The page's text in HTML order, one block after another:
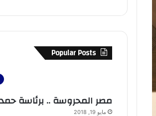
Popular Posts
مصر المحروسة .. برئاسة
مايو 19, 2018